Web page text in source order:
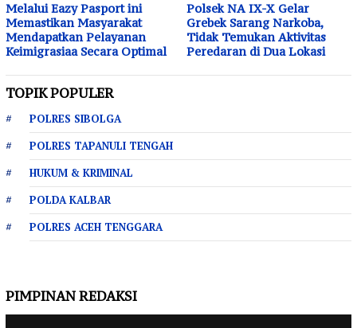
Melalui Eazy Pasport ini
Memastikan Masyarakat
Mendapatkan Pelayanan
Keimigrasiaa Secara Optimal
Polsek NA IX-X Gelar
Grebek Sarang Narkoba,
Tidak Temukan Aktivitas
Peredaran di Dua Lokasi
TOPIK POPULER
POLRES SIBOLGA
POLRES TAPANULI TENGAH
HUKUM & KRIMINAL
POLDA KALBAR
POLRES ACEH TENGGARA
PIMPINAN REDAKSI